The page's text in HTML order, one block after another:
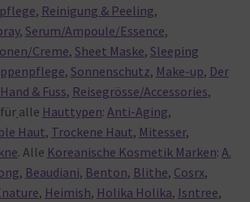
, Reinigung & Peeling,
, Serum/Ampoule/Essence,
Creme, Sheet Maske, Sleeping
, Sonnenschutz, Make-up, Der
Hand & Fuss, Reisegrösse/Accessories,
alle Hauttypen: Anti-Aging,
Haut, Trockene Haut, Mitesser,
. Alle Koreanische Kosmetik Marken: A.
, Beaudiani, Benton, Blithe, Cosrx,
, Heimish, Holika Holika, Isntree,